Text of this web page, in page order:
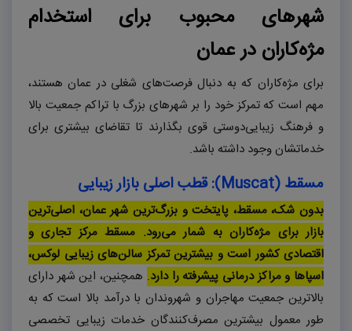
شهرهای محبوب برای استخدام
مژه‌کاران در عمان
برای مژه‌کاران که به دنبال فرصت‌های شغلی در عمان هستند،
مهم است که تمرکز خود را بر شهرهای بزرگ با تراکم جمعیت بالا
و فرهنگ زیبایی‌دوستی قوی بگذارند تا تقاضای بیشتری برای
خدماتشان وجود داشته باشد.
مسقط (Muscat): قطب اصلی بازار زیبایی
بدون شک، مسقط، پایتخت و بزرگ‌ترین شهر عمان، اصلی‌ترین
بازار برای مژه‌کاران به شمار می‌رود. مسقط مرکز تجاری و
اقتصادی کشور است و بیشترین تمرکز سالن‌های زیبایی لوکس،
اسپاها و مراکز درمانی پیشرفته را دارد. همچنین، این شهر دارای
بالاترین جمعیت مهاجران و شهروندان با درآمد بالا است که به
طور معمول بیشترین مصرف‌کنندگان خدمات زیبایی تخصصی